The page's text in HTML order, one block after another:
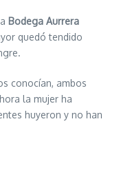
Bodega Aurrera
quedó tendido
conocían, ambos
la mujer ha
huyeron y no han